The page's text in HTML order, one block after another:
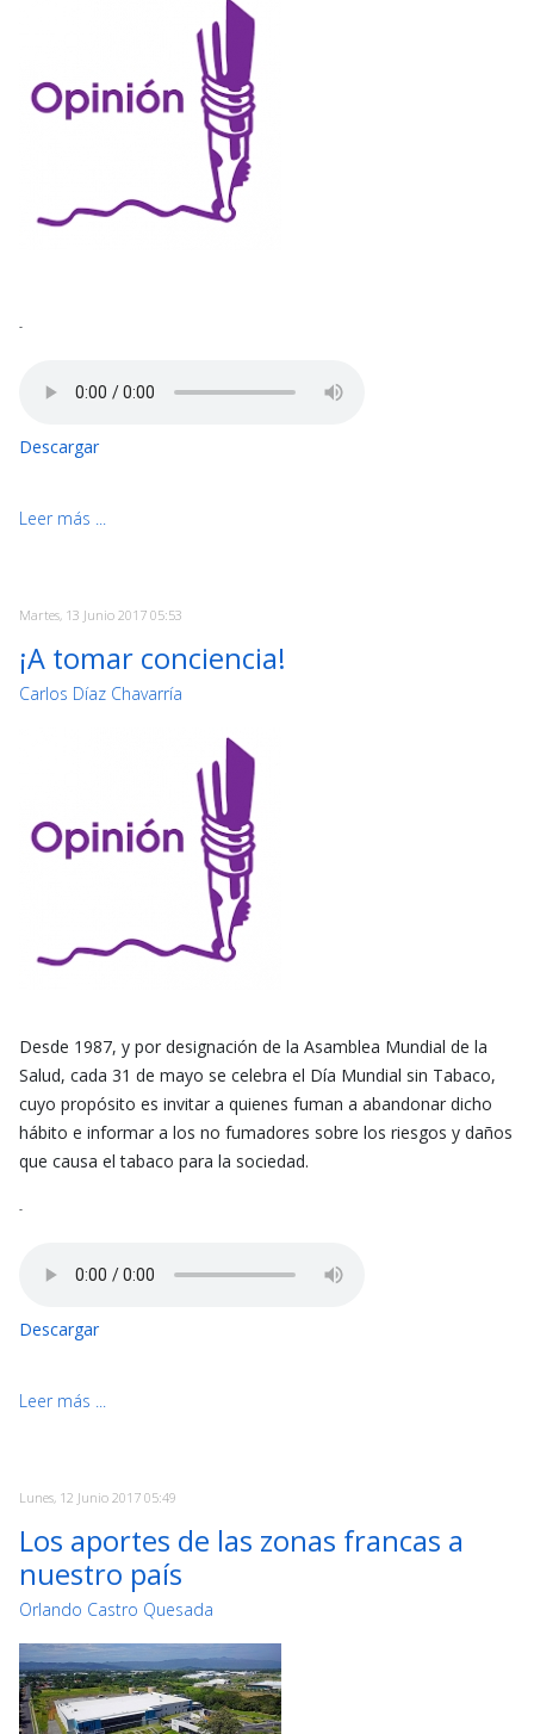
-
Descargar
Leer más ...
Martes, 13 Junio 2017 05:53
¡A tomar conciencia!
Carlos Díaz Chavarría
Desde 1987, y por designación de la Asamblea Mundial de la
Salud, cada 31 de mayo se celebra el Día Mundial sin Tabaco,
cuyo propósito es invitar a quienes fuman a abandonar dicho
hábito e informar a los no fumadores sobre los riesgos y daños
que causa el tabaco para la sociedad.
-
Descargar
Leer más ...
Lunes, 12 Junio 2017 05:49
Los aportes de las zonas francas a
nuestro país
Orlando Castro Quesada